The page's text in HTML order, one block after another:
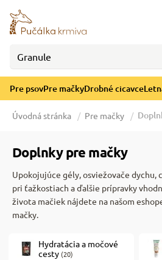
Pre psovPre mačkyDrobné cicavce
psov
Pre psov
psov
psov
psov
cicavce
Drobné cicavce
sezóna
Letná sezóna
ochladenie
Výpredaj
CZK
Úvodná stránka Pre mačky
Doplnky pre mačky
Upokojujúce gély, osviežovače dychu,
pri ťažkostiach a ďalšie prípravky
života mačiek nájdete na našom
mačky.
Hydratácia a močové
cesty(20)